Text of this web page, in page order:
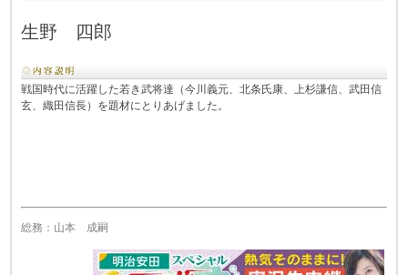
生野 四郎
戦国時代に活躍した若き武将達（今川義元、北条氏康、上杉謙信、武田信
玄、織田信長）を題材にとりあげました。
総務：山本 成嗣